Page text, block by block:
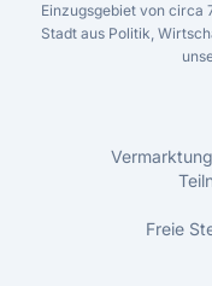
Einzugsgebiet von circa
Stadt aus Politik,
Freie